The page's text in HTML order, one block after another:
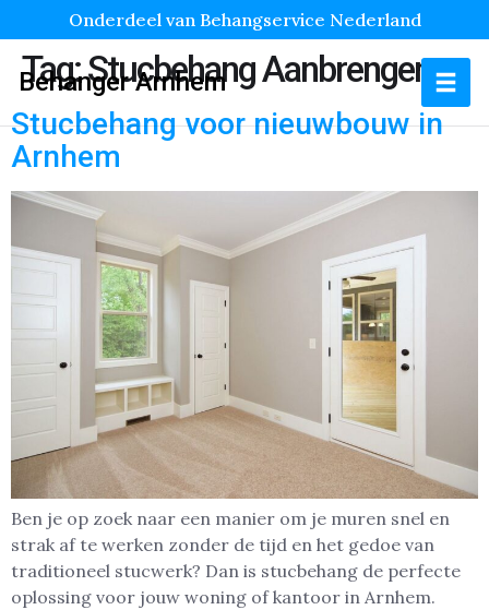
Onderdeel van Behangservice Nederland
Behanger Arnhem
Tag:Stucbehang Aanbrengen
Stucbehang voor nieuwbouw in
Arnhem
Ben je op zoek naar een manier om je muren snel en
strak af te werken zonder de tijd en het gedoe van
traditioneel stucwerk? Dan is stucbehang de perfecte
oplossing voor jouw woning of kantoor in Arnhem.